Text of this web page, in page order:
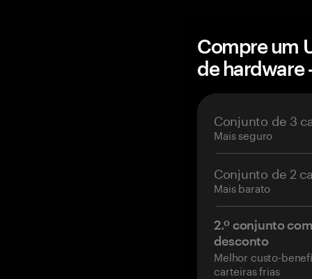
Compre um
de hardware
Conjunto de 3
Mais seguro
Conjunto de 2
Mais barato
2.º conjunto
desconto
Melhor custo-
carteiras frias